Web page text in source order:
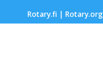
Rotary.fi | Rotary.org